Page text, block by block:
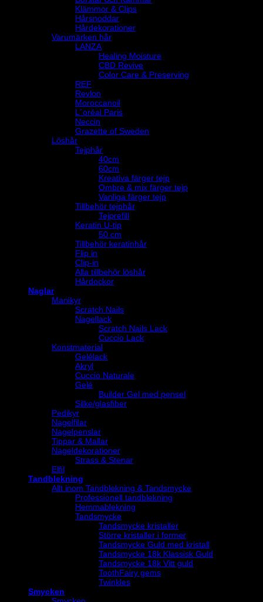
Klämmor & Clips
Hårsnoddar
Hårdekorationer
Varumärken hår
LANZA
Healing Moisture
CBD Revive
Color Care & Preserving
REF
Revlon
Moroccanoil
L´oréal Paris
Neccin
Grazette of Sweden
Löshår
Tejphår
40cm
60cm
Kreativa färger tejp
Ombre & mix färger tejp
Vanliga färger tejp
Tillbehör tejphår
Tejprefill
Keratin U-tip
50 cm
Tillbehör keratinhår
Flip in
Clip-in
Alla tillbehör löshår
Hårdockor
Naglar
Manikyr
Scratch Nails
Nagellack
Scratch Nails Lack
Cuccio Lack
Konstmaterial
Gelélack
Akryl
Cuccio Naturale
Gelé
Builder Gel med pensel
Silke/glasfiber
Pedikyr
Nagelfilar
Nagelpenslar
Tippar & Mallar
Nageldekorationer
Strass & Stenar
Elfil
Tandblekning
Allt inom Tandblekning & Tandsmycke
Professionell tandblekning
Hemmablekning
Tandsmycke
Tandsmycke kristaller
Större kristaller i former
Tandsmycke Guld med kristall
Tandsmycke 18k Klassisk Guld
Tandsmycke 18k Vitt guld
ToothFairy gems
Twinkles
Smycken